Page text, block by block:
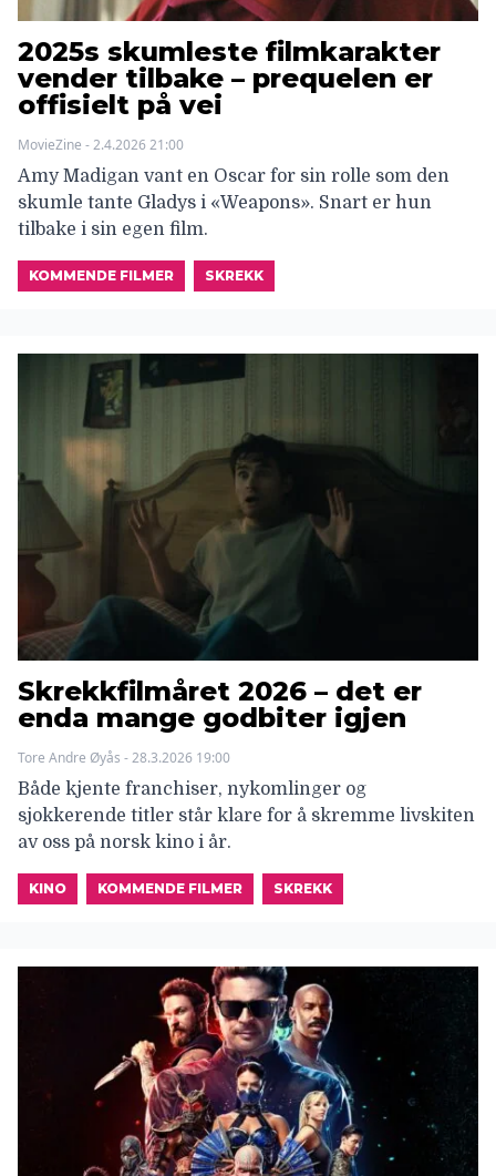
2025s skumleste filmkarakter
vender tilbake – prequelen er
offisielt på vei
MovieZine - 2.4.2026 21:00
Amy Madigan vant en Oscar for sin rolle som den
skumle tante Gladys i «Weapons». Snart er hun
tilbake i sin egen film.
KOMMENDE FILMER SKREKK
Skrekkfilmåret 2026 – det er
enda mange godbiter igjen
Tore Andre Øyås - 28.3.2026 19:00
Både kjente franchiser, nykomlinger og
sjokkerende titler står klare for å skremme livskiten
av oss på norsk kino i år.
KINO KOMMENDE FILMER SKREKK